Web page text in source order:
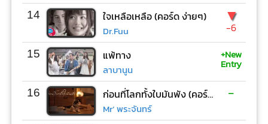
14 ใจเหลือเหลือ (คอร์ด ง่ายๆ)
Dr.Fuu
▼
-6
15 แพ้ทาง
ลาบานูน
+New
Entry
16 ก่อนที่โลกทั้งใบมันพัง (คอร์ด ง่ายๆ)
Mr’ พระจันทร์
-